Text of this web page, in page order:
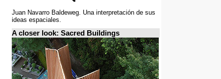
Juan Navarro Baldeweg. Una interpretación de sus
ideas espaciales.
A closer look: Sacred Buildings